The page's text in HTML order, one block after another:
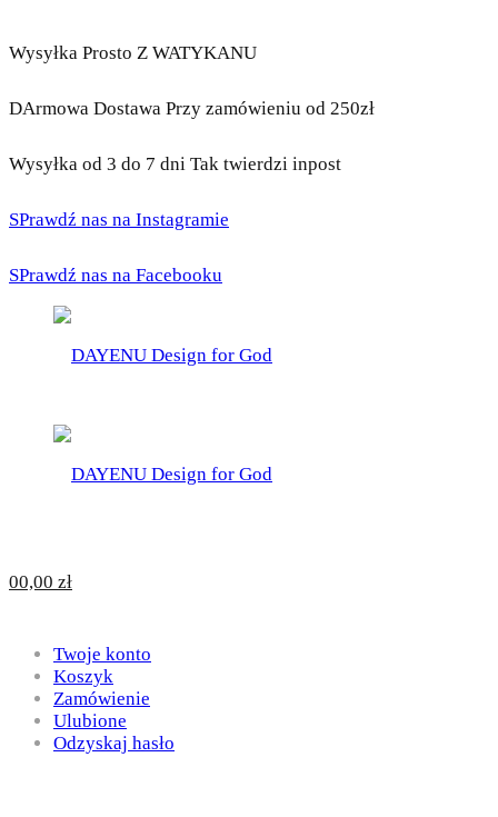
Wysyłka Prosto Z WATYKANU
DArmowa Dostawa Przy zamówieniu od 250zł
Wysyłka od 3 do 7 dni Tak twierdzi inpost
SPrawdź nas na Instagramie
SPrawdź nas na Facebooku
for
God
DAYENU
Design
00,00 zł
Twoje konto
Koszyk
Zamówienie
Ulubione
Odzyskaj hasło